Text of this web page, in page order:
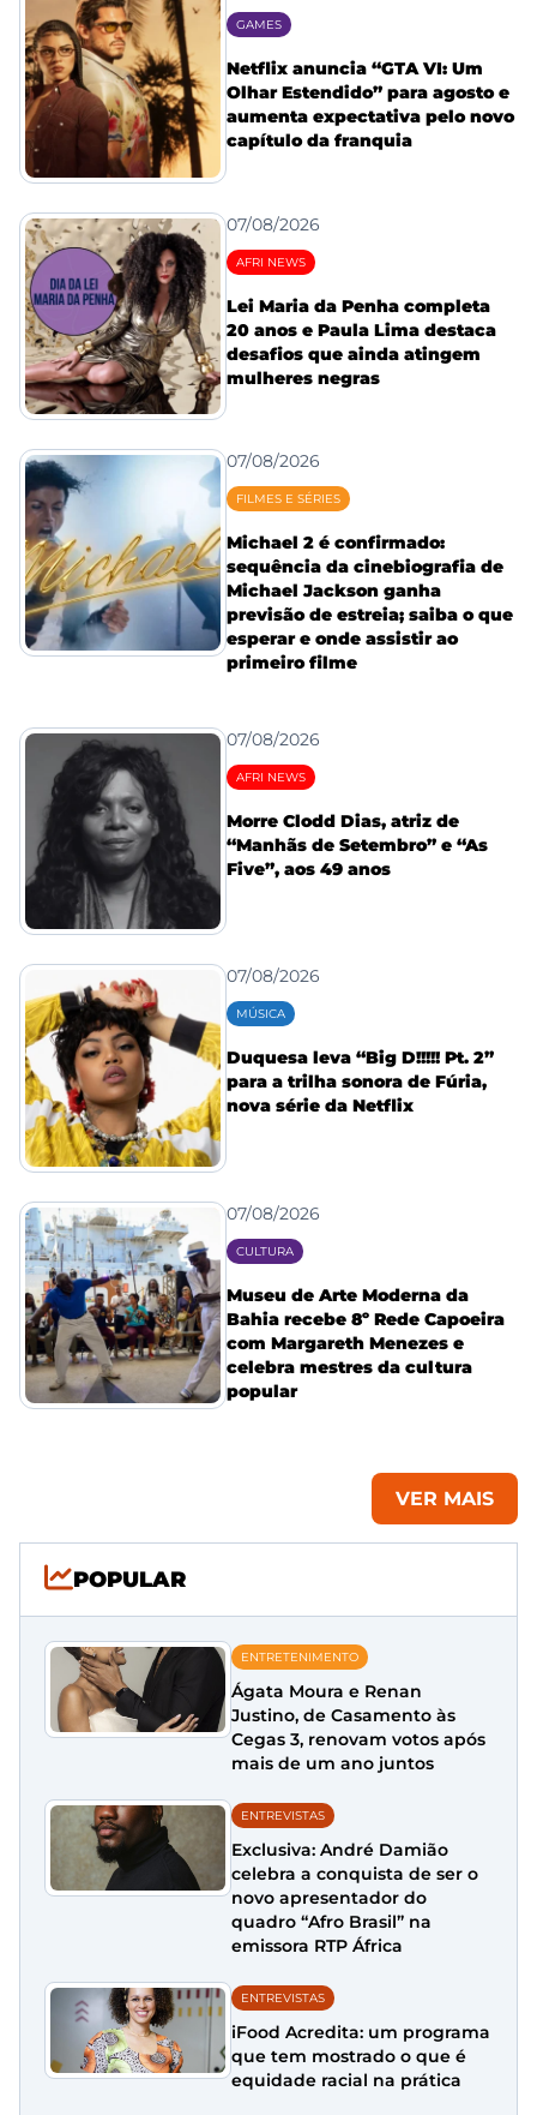
GAMES
Netflix anuncia “GTA VI: Um
Olhar Estendido” para agosto e
aumenta expectativa pelo novo
capítulo da franquia
07/08/2026
AFRI NEWS
Lei Maria da Penha completa
20 anos e Paula Lima destaca
desafios que ainda atingem
mulheres negras
07/08/2026
FILMES E SÉRIES
Michael 2 é confirmado:
sequência da cinebiografia de
Michael Jackson ganha
previsão de estreia; saiba o que
esperar e onde assistir ao
primeiro filme
07/08/2026
AFRI NEWS
Morre Clodd Dias, atriz de
“Manhãs de Setembro” e “As
Five”, aos 49 anos
07/08/2026
MÚSICA
Duquesa leva “Big D!!!!! Pt. 2”
para a trilha sonora de Fúria,
nova série da Netflix
07/08/2026
CULTURA
Museu de Arte Moderna da
Bahia recebe 8º Rede Capoeira
com Margareth Menezes e
celebra mestres da cultura
popular
VER MAIS
POPULAR
ENTRETENIMENTO
Ágata Moura e Renan
Justino, de Casamento às
Cegas 3, renovam votos após
mais de um ano juntos
ENTREVISTAS
Exclusiva: André Damião
celebra a conquista de ser o
novo apresentador do
quadro “Afro Brasil” na
emissora RTP África
ENTREVISTAS
iFood Acredita: um programa
que tem mostrado o que é
equidade racial na prática